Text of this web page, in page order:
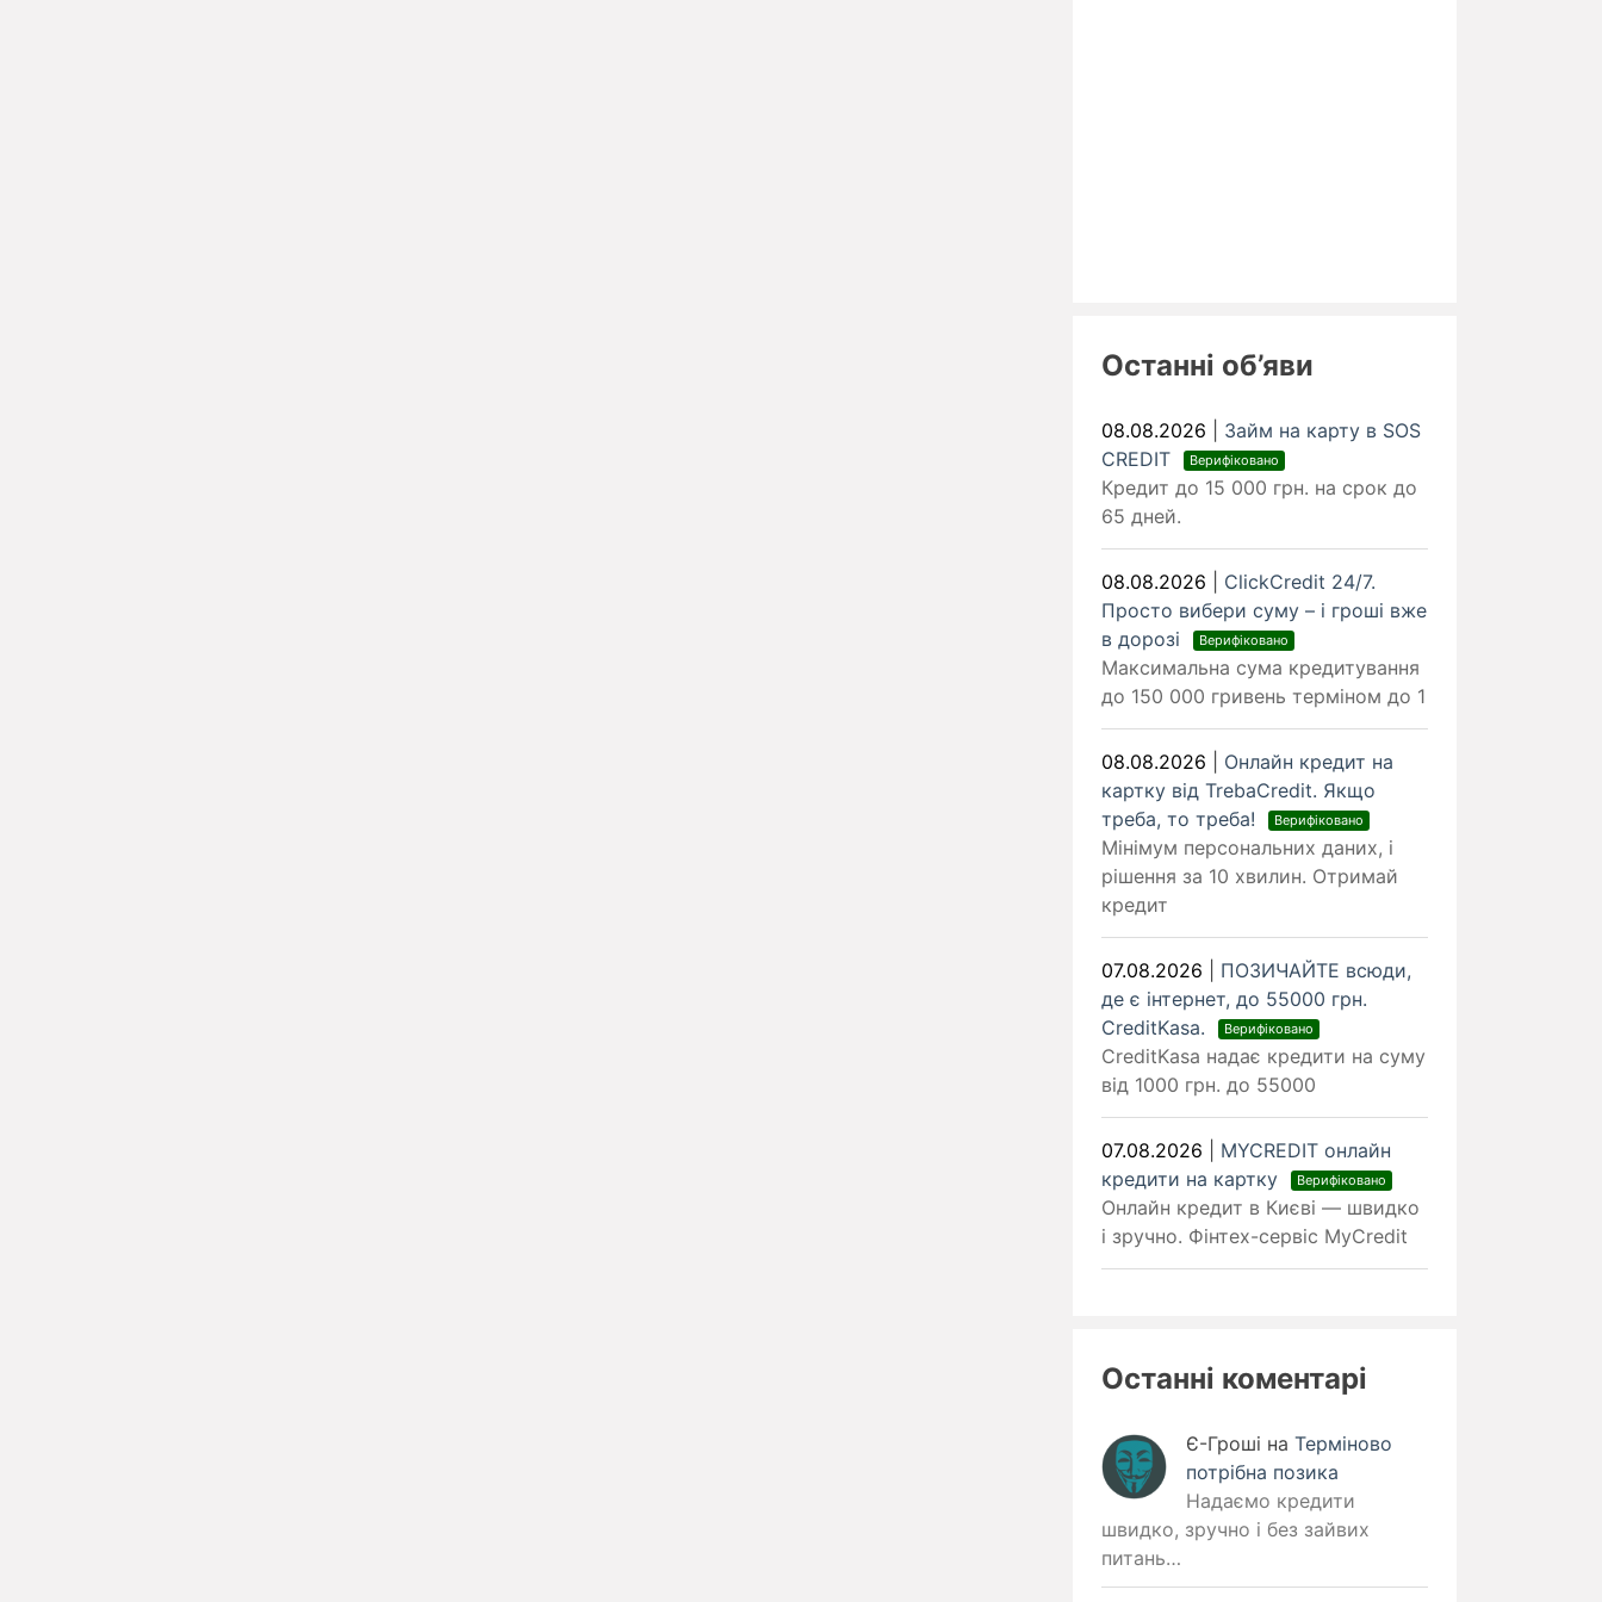
Останні об’яви
08.08.2026
Займ на карту в SOS
CREDIT
Верифіковано
Кредит до 15 000 грн. на срок до
65 дней.
08.08.2026
ClickCredit 24/7.
Просто вибери суму – і гроші вже
в дорозі
Верифіковано
Максимальна сума кредитування
до 150 000 гривень терміном до 1
08.08.2026
Онлайн кредит на
картку від TrebaCredit. Якщо
треба, то треба!
Верифіковано
Мінімум персональних даних, і
рішення за 10 хвилин. Отримай
кредит
07.08.2026
ПОЗИЧАЙТЕ всюди,
де є інтернет, до 55000 грн.
CreditKasa.
Верифіковано
CreditKasa надає кредити на суму
від 1000 грн. до 55000
07.08.2026
MYCREDIT онлайн
кредити на картку
Верифіковано
Онлайн кредит в Києві — швидко
і зручно. Фінтех-сервіс MyCredit
Останні коментарі
Є-Гроші на Терміново
потрібна позика
Надаємо кредити
швидко, зручно і без зайвих
питань…